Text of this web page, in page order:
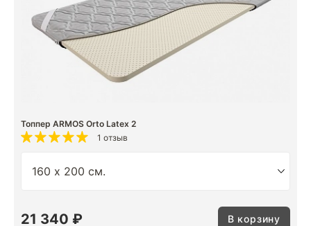
Топпер ARMOS Orto Latex 2
1 отзыв
21 340 ₽ В корзину